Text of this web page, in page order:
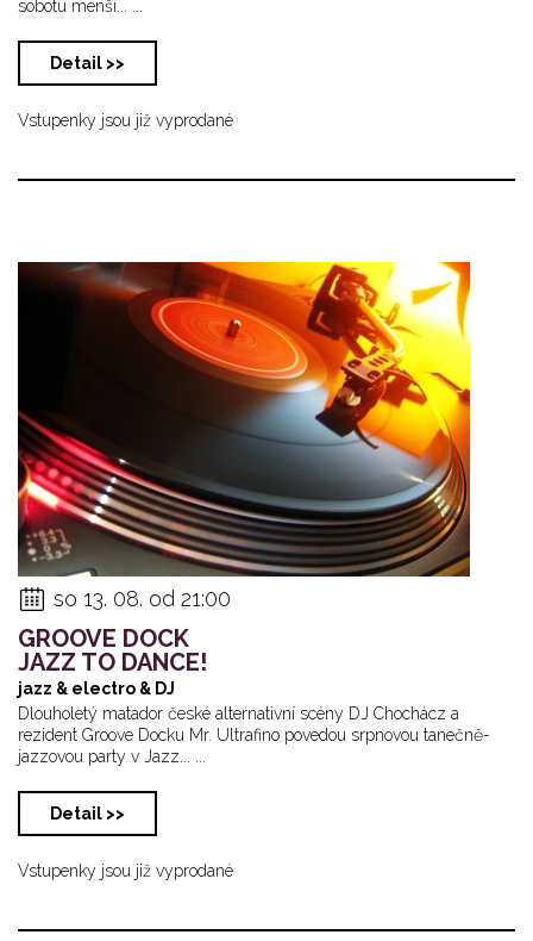
sobotu menší... ...
Detail >>
Vstupenky jsou již vyprodané
so 13. 08. od 21:00
GROOVE DOCK
JAZZ TO DANCE!
jazz & electro & DJ
Dlouholetý matador české alternativní scény DJ Chochácz a
rezident Groove Docku Mr. Ultrafino povedou srpnovou tanečně-
jazzovou party v Jazz... ...
Detail >>
Vstupenky jsou již vyprodané